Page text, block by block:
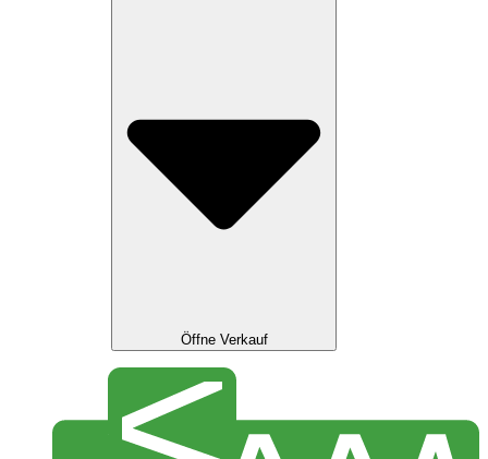
Öffne Verkauf